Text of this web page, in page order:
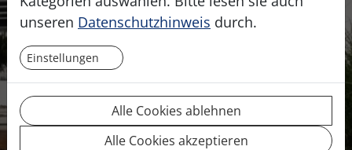
unseren Datenschutzhinweis durch.
Einstellungen
Alle Cookies ablehnen
Alle Cookies akzeptieren